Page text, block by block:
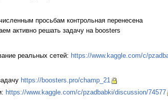
просьбам контрольная перенесена
активно решать задачу на boosters
реальных сетей: https://www.kaggle.com/c/
https://boosters.pro/champ_21
https://www.kaggle.com/c/pzadbabki/discussion/74577